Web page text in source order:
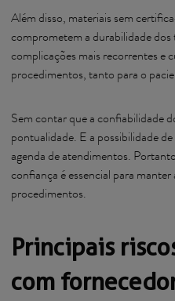
Além disso, materiais sem
comprometem a durabilidade
complicações mais recorrentes e
procedimentos, tanto para o
Sem contar que a confiabilidade
pontualidade. E a possibilidade
agenda de atendimentos.
confiança é essencial para manter
procedimentos.
Principais
com